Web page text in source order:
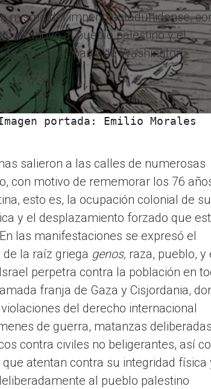
mismo del imperio estadunidense,
el apoyo al pueblo palestino y el
Israel por parte de Washington»
portada: Emilio Morales
salieron a las calles de numerosas
con motivo de rememorar los 76
esto es, la ocupación colonial de su
y el desplazamiento forzado que
las manifestaciones se expresó el
la raíz griega genos, raza, pueblo, y
perpetra contra la población en
franja de Gaza y Cisjordania,
del derecho internacional
de guerra, matanzas
contra civiles no beligerantes, así
atentan contra su integridad física
al pueblo palestino